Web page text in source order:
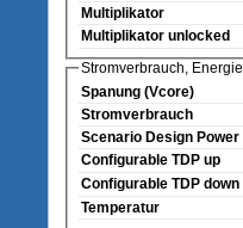
Multiplikator
Multiplikator unlocked
Stromverbrauch, Energie
Spanung (Vcore)
Stromverbrauch
Scenario Design Power
Configurable TDP up
Configurable TDP down
Temperatur